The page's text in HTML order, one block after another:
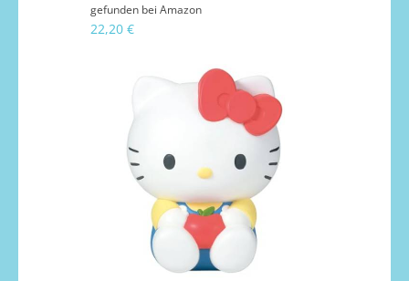
gefunden bei Amazon
22,20 €